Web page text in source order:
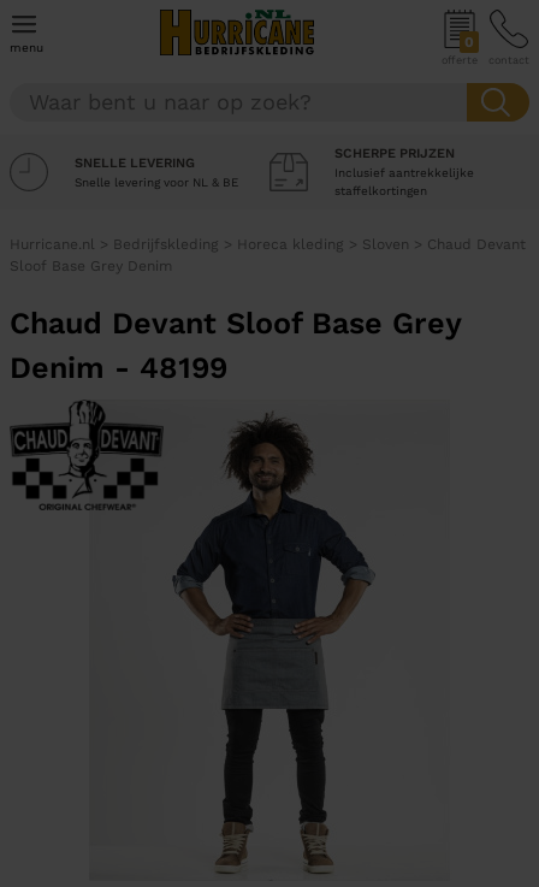
menu 0
offerte contact
SNELLE LEVERING
Snelle levering voor NL & BE
SCHERPE PRIJZEN
Inclusief aantrekkelijke
staffelkortingen
Hurricane.nl > Bedrijfskleding > Horeca kleding > Sloven > Chaud Devant
Sloof Base Grey Denim
Chaud Devant Sloof Base Grey
Denim - 48199